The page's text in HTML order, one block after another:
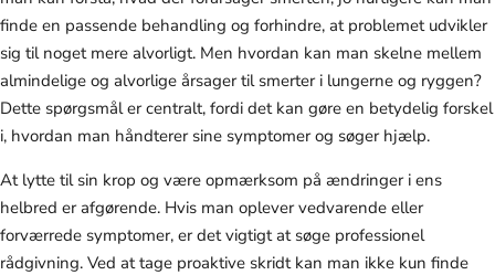
finde en passende behandling og forhindre, at problemet udvikler
sig til noget mere alvorligt. Men hvordan kan man skelne mellem
almindelige og alvorlige årsager til smerter i lungerne og ryggen?
Dette spørgsmål er centralt, fordi det kan gøre en betydelig forskel
i, hvordan man håndterer sine symptomer og søger hjælp.
At lytte til sin krop og være opmærksom på ændringer i ens
helbred er afgørende. Hvis man oplever vedvarende eller
forværrede symptomer, er det vigtigt at søge professionel
rådgivning. Ved at tage proaktive skridt kan man ikke kun finde